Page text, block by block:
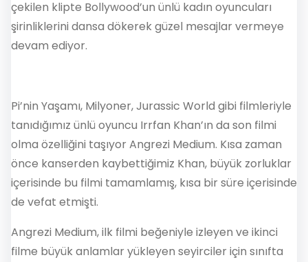
çekilen klipte Bollywood’un ünlü kadın oyuncuları
şirinliklerini dansa dökerek güzel mesajlar vermeye
devam ediyor.
Pi’nin Yaşamı, Milyoner, Jurassic World gibi filmleriyle
tanıdığımız ünlü oyuncu Irrfan Khan’ın da son filmi
olma özelliğini taşıyor Angrezi Medium. Kısa zaman
önce kanserden kaybettiğimiz Khan, büyük zorluklar
içerisinde bu filmi tamamlamış, kısa bir süre içerisinde
de vefat etmişti.
Angrezi Medium, ilk filmi beğeniyle izleyen ve ikinci
filme büyük anlamlar yükleyen seyirciler için sınıfta